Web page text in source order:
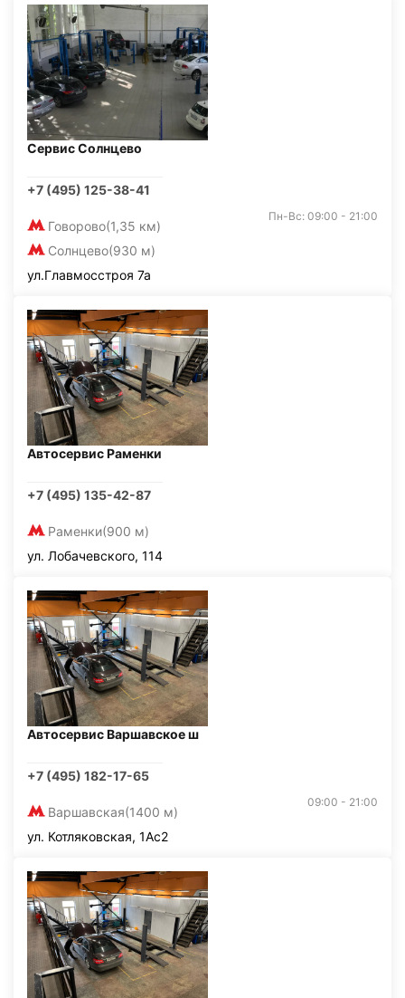
Сервис Солнцево
+7 (495) 125-38-41
Говорово(1,35 км)
Солнцево(930 м)
Пн-Вс: 09:00 - 21:00
ул.Главмосстроя 7а
Автосервис Раменки
+7 (495) 135-42-87
Раменки(900 м)
ул. Лобачевского, 114
Автосервис Варшавское ш
+7 (495) 182-17-65
Варшавская(1400 м)
09:00 - 21:00
ул. Котляковская, 1Ас2